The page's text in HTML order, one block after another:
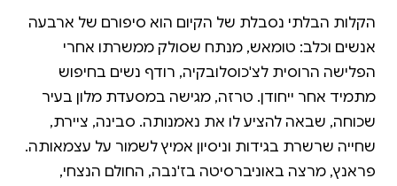
הקלות הבלתי נסבלת של הקיום הוא סיפורם של ארבעה
אנשים וכלב: טומאש, מנתח שסולק ממשרתו אחרי
הפלישה הרוסית לצ'כוסלובקיה, רודף נשים בחיפוש
מתמיד אחר ייחודן. טרזה, מגישה במסעדת מלון בעיר
שכוחה, שבאה להציע לו את נאמנותה. סבינה, ציירת,
שחייה שרשרת בגידות וניסיון אמיץ לשמור על עצמאותה.
פראנץ, מרצה באוניברסיטה בז'נבה, החולם הנצחי,